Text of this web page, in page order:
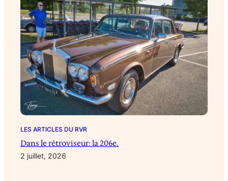
LES ARTICLES DU RVR
Dans le rétroviseur: la 206e.
2 juillet, 2026